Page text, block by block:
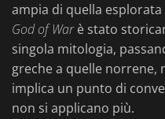
ampia di quella
God of Warè stato
singola mitologia,
greche a quelle
implica un punto di
non si applicano più.